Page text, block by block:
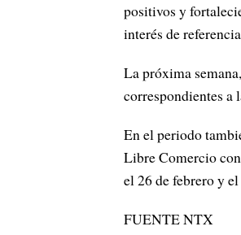
positivos y
interés de
La próxima
correspondientes a
En el periodo
Libre Comercio
el 26 de febrero y
FUENTE NTX